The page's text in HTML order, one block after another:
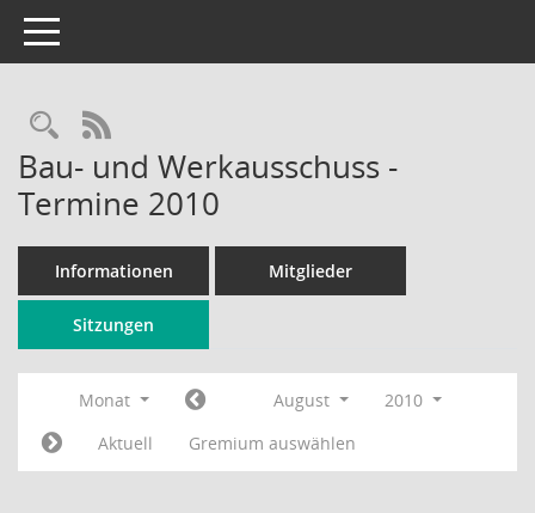
Toggle navigation
Rechercheauswahl
RSS-Feed
Bau- und Werkausschuss -
Termine 2010
Informationen Mitglieder
Sitzungen
Monat August
2010
Aktuell
Gremium auswählen